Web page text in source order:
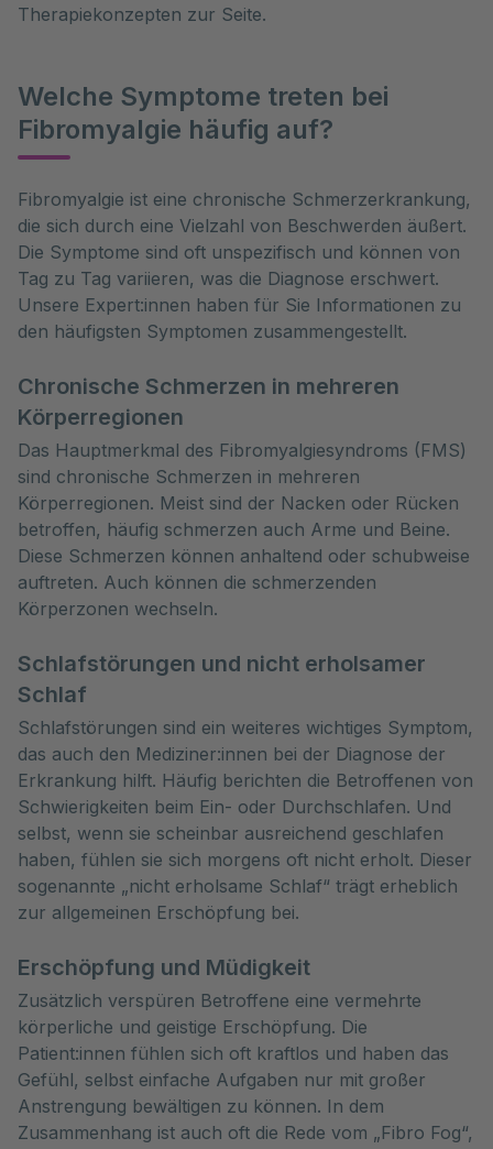
Therapiekonzepten zur Seite.
Welche Symptome treten bei
Fibromyalgie häufig auf?
Fibromyalgie ist eine chronische Schmerzerkrankung,
die sich durch eine Vielzahl von Beschwerden äußert.
Die Symptome sind oft unspezifisch und können von
Tag zu Tag variieren, was die Diagnose erschwert.
Unsere Expert:innen haben für Sie Informationen zu
den häufigsten Symptomen zusammengestellt.
Chronische Schmerzen in mehreren
Körperregionen
Das Hauptmerkmal des Fibromyalgiesyndroms (FMS)
sind chronische Schmerzen in mehreren
Körperregionen. Meist sind der Nacken oder Rücken
betroffen, häufig schmerzen auch Arme und Beine.
Diese Schmerzen können anhaltend oder schubweise
auftreten. Auch können die schmerzenden
Körperzonen wechseln.
Schlafstörungen und nicht erholsamer
Schlaf
Schlafstörungen sind ein weiteres wichtiges Symptom,
das auch den Mediziner:innen bei der Diagnose der
Erkrankung hilft. Häufig berichten die Betroffenen von
Schwierigkeiten beim Ein- oder Durchschlafen. Und
selbst, wenn sie scheinbar ausreichend geschlafen
haben, fühlen sie sich morgens oft nicht erholt. Dieser
sogenannte „nicht erholsame Schlaf“ trägt erheblich
zur allgemeinen Erschöpfung bei.
Erschöpfung und Müdigkeit
Zusätzlich verspüren Betroffene eine vermehrte
körperliche und geistige Erschöpfung. Die
Patient:innen fühlen sich oft kraftlos und haben das
Gefühl, selbst einfache Aufgaben nur mit großer
Anstrengung bewältigen zu können. In dem
Zusammenhang ist auch oft die Rede vom „Fibro Fog“,